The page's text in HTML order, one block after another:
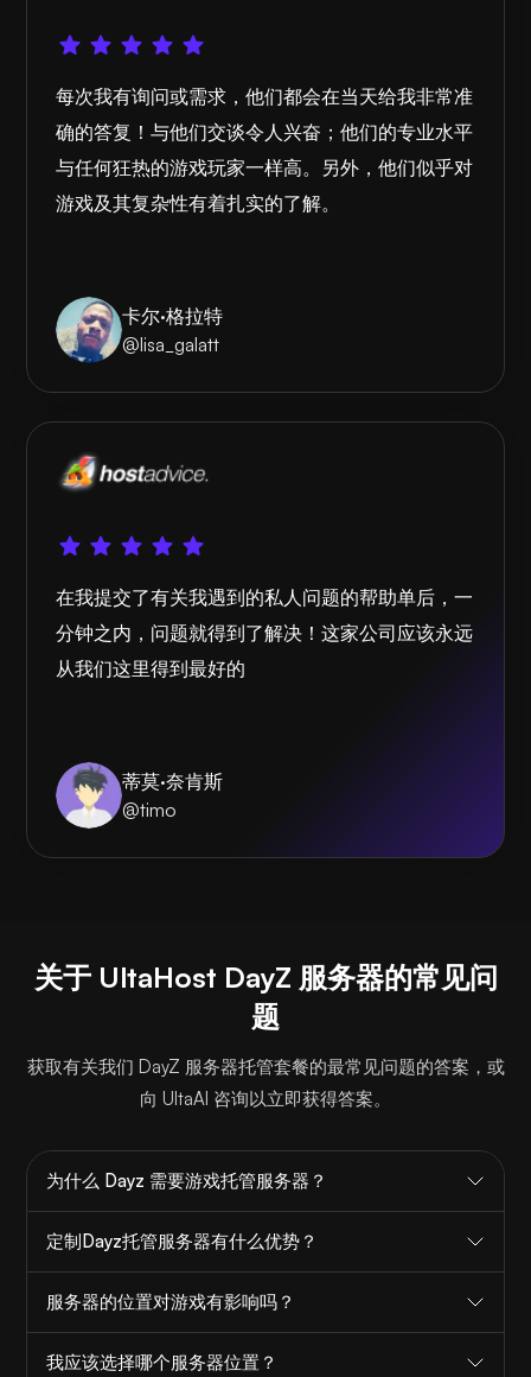
每次我有询问或需求，他们都会在当天给我非常准
确的答复！与他们交谈令人兴奋；他们的专业水平
与任何狂热的游戏玩家一样高。另外，他们似乎对
游戏及其复杂性有着扎实的了解。
卡尔·格拉特
@lisa_galatt
在我提交了有关我遇到的私人问题的帮助单后，一
分钟之内，问题就得到了解决！这家公司应该永远
从我们这里得到最好的
蒂莫·奈肯斯
@timo
关于 UltaHost DayZ 服务器的常见问
题
获取有关我们 DayZ 服务器托管套餐的最常见问题的答案，或
向 UltaAI 咨询以立即获得答案。
为什么 Dayz 需要游戏托管服务器？
定制Dayz托管服务器有什么优势？
服务器的位置对游戏有影响吗？
我应该选择哪个服务器位置？